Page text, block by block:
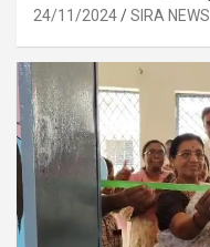
24/11/2024 SIRA NEWS